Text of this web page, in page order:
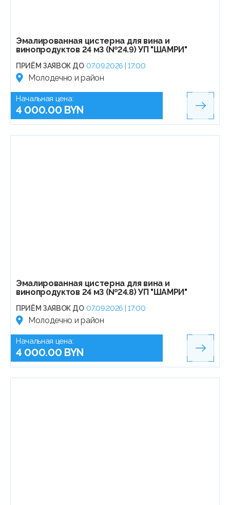
Эмалированная цистерна для вина и
винопродуктов 24 м3 (№24.9) УП "ШАМРИ"
ПРИЁМ ЗАЯВОК ДО 07.09.2026 | 17:00
Молодечно и район
Начальная цена:
4 000.00 BYN
Эмалированная цистерна для вина и
винопродуктов 24 м3 (№24.8) УП "ШАМРИ"
ПРИЁМ ЗАЯВОК ДО 07.09.2026 | 17:00
Молодечно и район
Начальная цена:
4 000.00 BYN